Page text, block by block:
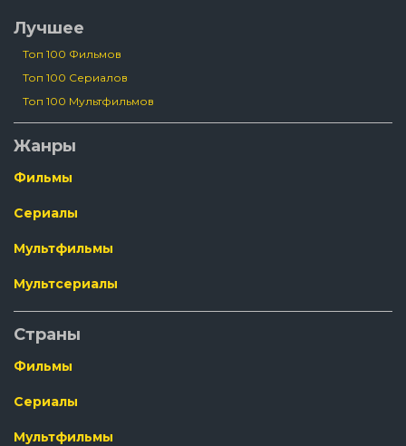
Лучшее
Топ 100 Фильмов
Топ 100 Сериалов
Топ 100 Мультфильмов
Жанры
Фильмы
Сериалы
Мультфильмы
Мультсериалы
Страны
Фильмы
Сериалы
Мультфильмы